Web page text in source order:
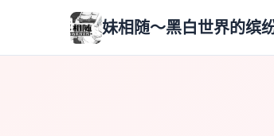
妹相随～黑白世界的缤